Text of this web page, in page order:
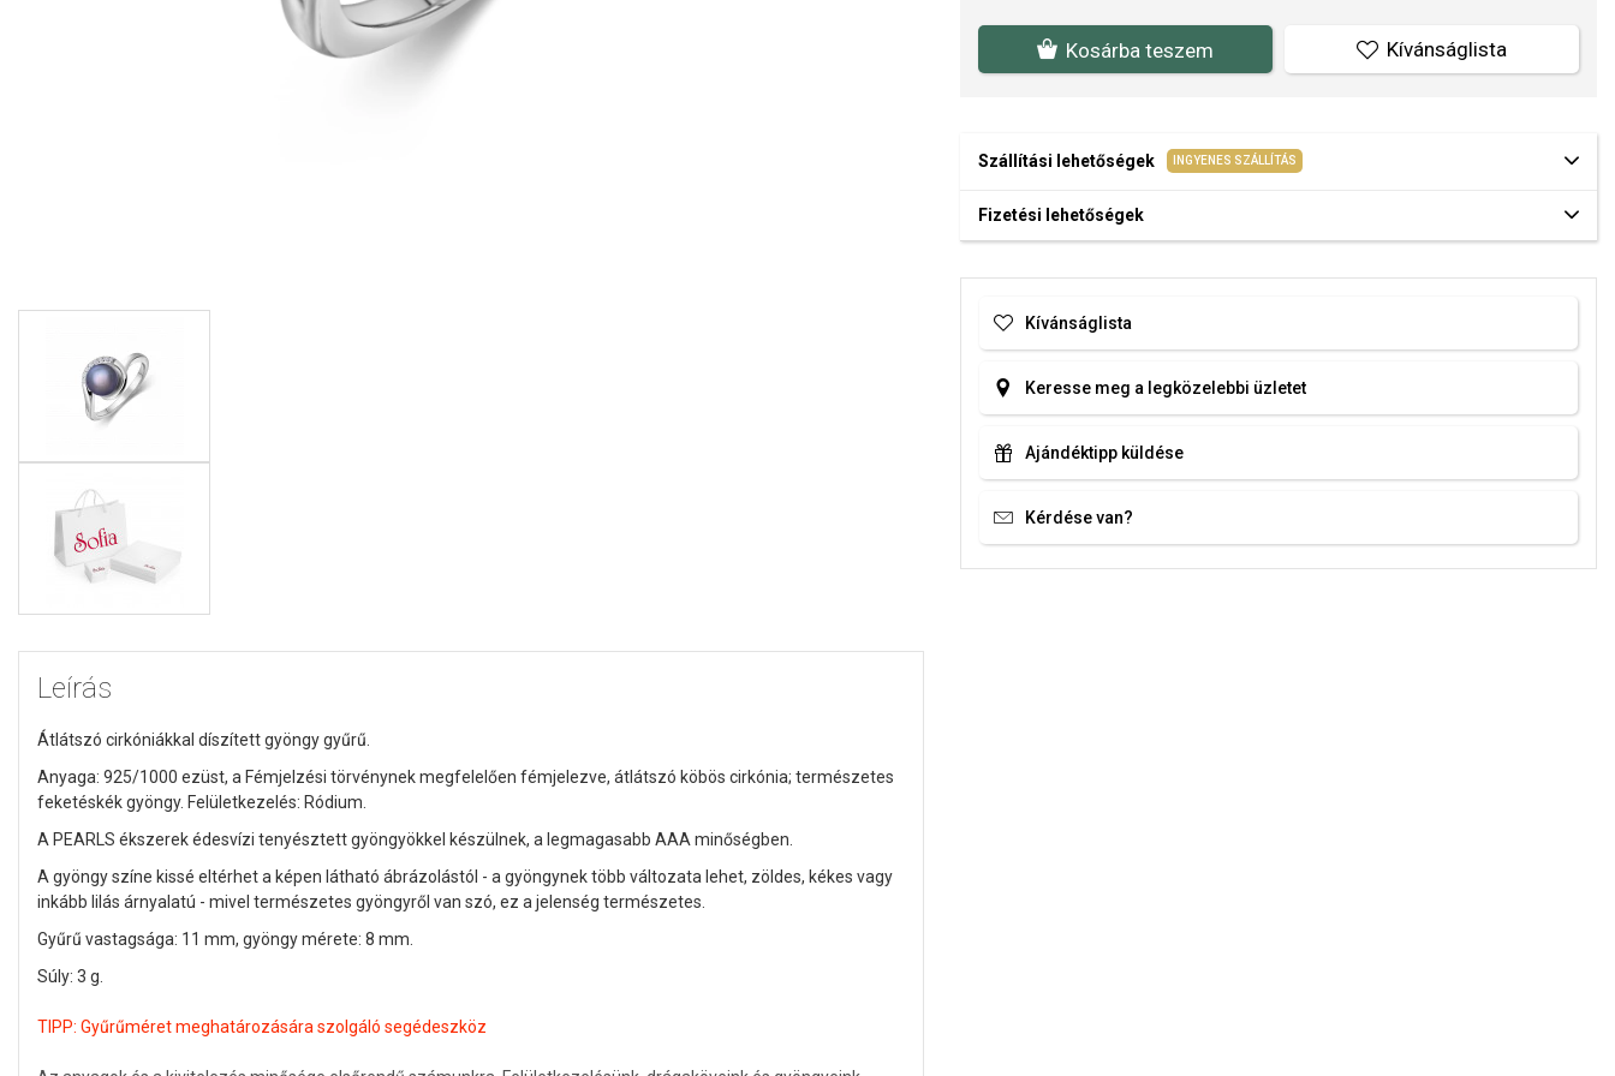
Leírás
Átlátszó cirkóniákkal díszített gyöngy gyűrű.
Anyaga: 925/1000 ezüst, a Fémjelzési törvénynek megfelelően fémjelezve, átlátszó köbös cirkónia; természetes
feketéskék gyöngy. Felületkezelés: Ródium.
A PEARLS ékszerek édesvízi tenyésztett gyöngyökkel készülnek, a legmagasabb AAA minőségben.
A gyöngy színe kissé eltérhet a képen látható ábrázolástól - a gyöngynek több változata lehet, zöldes, kékes vagy
inkább lilás árnyalatú - mivel természetes gyöngyről van szó, ez a jelenség természetes.
Gyűrű vastagsága: 11 mm, gyöngy mérete: 8 mm.
Súly: 3 g.
TIPP: Gyűrűméret meghatározására szolgáló segédeszköz
Kosárba teszem Kívánságlista
Szállítási lehetőségek INGYENES SZÁLLÍTÁS
Fizetési lehetőségek
Kívánságlista
Keresse meg a legközelebbi üzletet
Ajándéktipp küldése
Kérdése van?